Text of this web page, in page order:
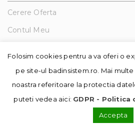
Cerere Oferta
Contul Meu
© Copyright - Badin Sistem |
Folosim cookies pentru a va oferi o
pe site-ul badinsistem.ro. Mai
noastra referitoare la protectia
puteti vedea aici: GDPR -
Accepta